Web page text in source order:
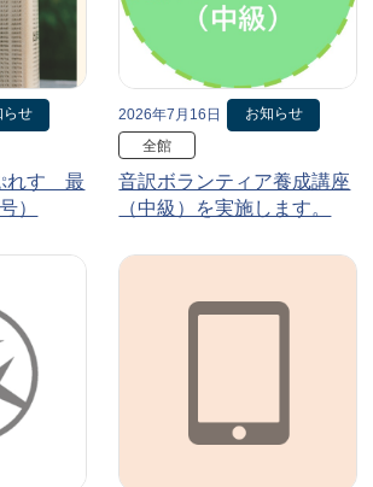
らせ
れす 最
）
2026年7月16日
お知らせ
全館
音訳ボランティア養成講座
（中級）を実施します。